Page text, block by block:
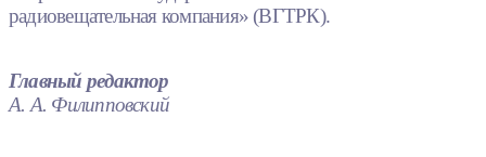
радиовещательная компания» (ВГТРК).
Главный редактор
А. А. Филипповский